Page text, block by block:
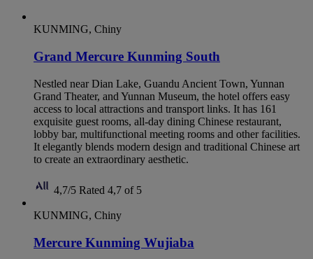
KUNMING, Chiny
Grand Mercure Kunming South
Nestled near Dian Lake, Guandu Ancient Town, Yunnan
Grand Theater, and Yunnan Museum, the hotel offers easy
access to local attractions and transport links. It has 161
exquisite guest rooms, all-day dining Chinese restaurant,
lobby bar, multifunctional meeting rooms and other facilities.
It elegantly blends modern design and traditional Chinese art
to create an extraordinary aesthetic.
4,7/5 Rated 4,7 of 5
KUNMING, Chiny
Mercure Kunming Wujiaba